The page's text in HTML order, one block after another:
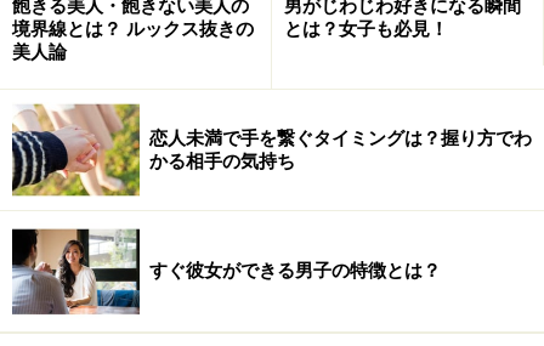
飽きる美人・飽きない美人の
境界線とは？ ルックス抜きの
美人論
男がじわじわ好きになる瞬間
とは？女子も必見！
恋人未満で手を繋ぐタイミングは？握り方でわ
かる相手の気持ち
すぐ彼女ができる男子の特徴とは？